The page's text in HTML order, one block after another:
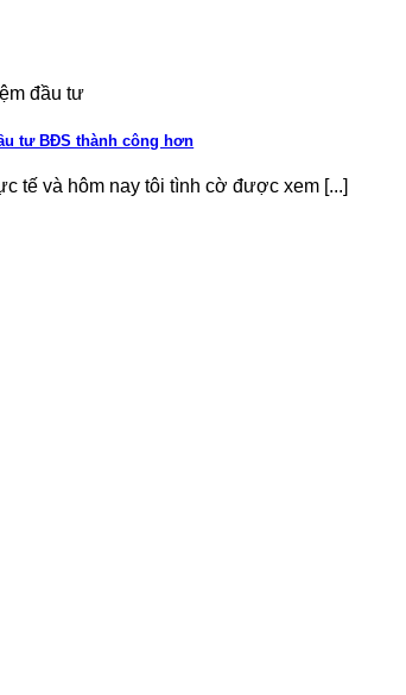
đầu tư
tư BĐS thành công hơn
tế và hôm nay tôi tình cờ được xem [...]